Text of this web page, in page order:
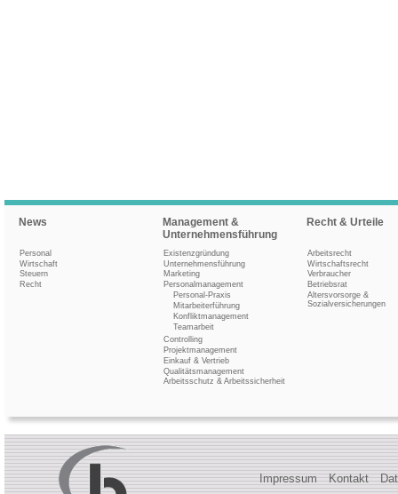
News
Personal
Wirtschaft
Steuern
Recht
Management &
Unternehmensführung
Existenzgründung
Unternehmensführung
Marketing
Personalmanagement
Personal-Praxis
Mitarbeiterführung
Konfliktmanagement
Teamarbeit
Controlling
Projektmanagement
Einkauf & Vertrieb
Qualitätsmanagement
Arbeitsschutz & Arbeitssicherheit
Recht & Urteile
Arbeitsrecht
Wirtschaftsrecht
Verbraucher
Betriebsrat
Altersvorsorge &
Sozialversicherungen
Impressum Kontakt